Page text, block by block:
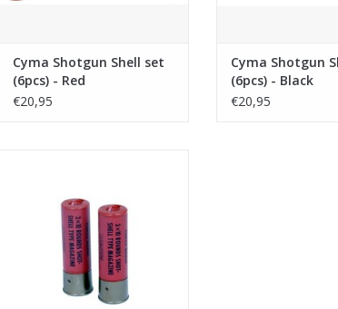
Cyma Shotgun Shell set
(6pcs) - Red
€20,95
Cyma Shotgun
(6pcs) - Black
€20,95
TOEVOEGEN AAN WINKELWAGEN